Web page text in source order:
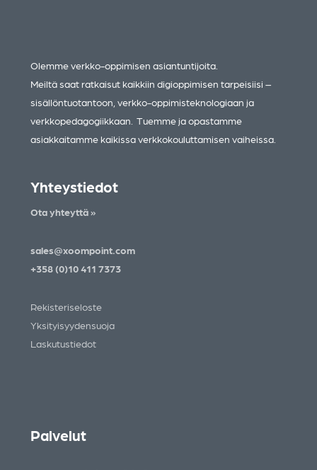
Olemme verkko-oppimisen asiantuntijoita.
Meiltä saat ratkaisut kaikkiin digioppimisen tarpeisiisi –
sisällöntuotantoon, verkko-oppimisteknologiaan ja
verkkopedagogiikkaan. Tuemme ja opastamme
asiakkaitamme kaikissa verkkokouluttamisen vaiheissa.
Yhteystiedot
Ota yhteyttä »
sales@xoompoint.com
+358 (0)10 411 7373
Rekisteriseloste
Yksityisyydensuoja
Laskutustiedot
Palvelut